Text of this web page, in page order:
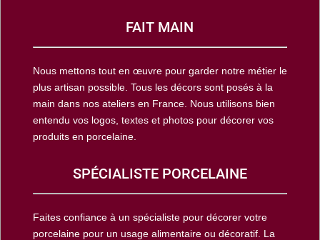
FAIT MAIN
Nous mettons tout en œuvre pour garder notre métier le
plus artisan possible. Tous les décors sont posés à la
main dans nos ateliers en France. Nous utilisons bien
entendu vos logos, textes et photos pour décorer vos
produits en porcelaine.
SPÉCIALISTE PORCELAINE
Faites confiance à un spécialiste pour décorer votre
porcelaine pour un usage alimentaire ou décoratif. La